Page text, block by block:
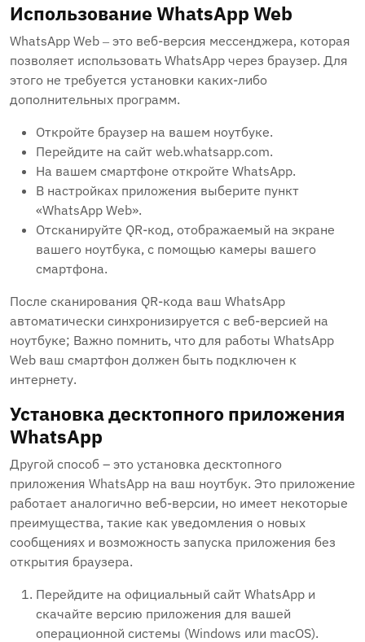
Использование WhatsApp Web
WhatsApp Web ‒ это веб-версия мессенджера, которая
позволяет использовать WhatsApp через браузер. Для
этого не требуется установки каких-либо
дополнительных программ.
Откройте браузер на вашем ноутбуке.
Перейдите на сайт web.whatsapp.com.
На вашем смартфоне откройте WhatsApp.
В настройках приложения выберите пункт
«WhatsApp Web».
Отсканируйте QR-код, отображаемый на экране
вашего ноутбука, с помощью камеры вашего
смартфона.
После сканирования QR-кода ваш WhatsApp
автоматически синхронизируется с веб-версией на
ноутбуке; Важно помнить, что для работы WhatsApp
Web ваш смартфон должен быть подключен к
интернету.
Установка десктопного приложения
WhatsApp
Другой способ – это установка десктопного
приложения WhatsApp на ваш ноутбук. Это приложение
работает аналогично веб-версии, но имеет некоторые
преимущества, такие как уведомления о новых
сообщениях и возможность запуска приложения без
открытия браузера.
Перейдите на официальный сайт WhatsApp и
скачайте версию приложения для вашей
операционной системы (Windows или macOS).